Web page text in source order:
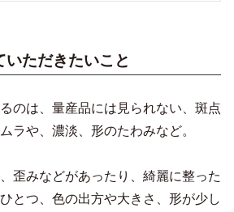
いただきたいこと
のは、量産品には見られない、斑点
ラや、濃淡、形のたわみなど。
歪みなどがあったり、綺麗に整った
とつ、色の出方や大きさ、形が少し